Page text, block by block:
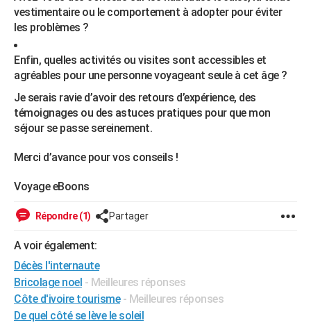
Carte de Noël
Carte Bonne année
Carte Saint-Valentin
Carte Pâques
Carte d'anniversaire
DICTIONNAIRE
Dictionnaire
Biographies
Citations
Expressions
Proverbes
PROGRAMME TV
COPAINS D'AVANT
AVIS DE DÉCÈS
FORUM
vestimentaire ou le comportement à adopter pour éviter
les problèmes ?
Enfin, quelles activités ou visites sont accessibles et
agréables pour une personne voyageant seule à cet âge ?
Je serais ravie d’avoir des retours d’expérience, des
témoignages ou des astuces pratiques pour que mon
séjour se passe sereinement.
Merci d’avance pour vos conseils !
Voyage eBoons
Répondre (1) Partager
A voir également:
Décès l'internaute
Bricolage noel - Meilleures réponses
Côte d'ivoire tourisme - Meilleures réponses
De quel côté se lève le soleil